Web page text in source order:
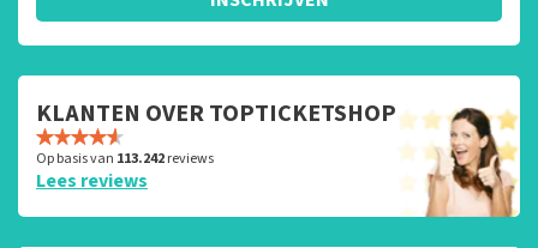
KLANTEN OVER TOPTICKETSHOP
Op basis van 113.242reviews
Lees reviews